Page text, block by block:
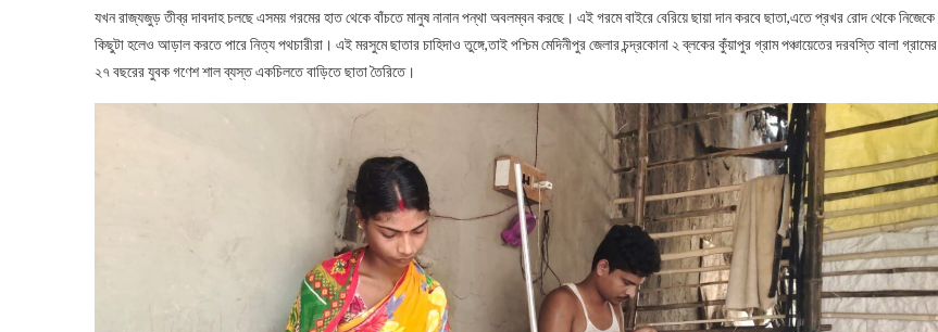
যখন রাজ্যজুড় তীব্র দাবদাহ চলছে এসময় গরমের হাত থেকে বাঁচতে মানুষ নানান পন্থা অবলম্বন করছে। এই গরমে বাইরে বেরিয়ে ছায়া দান করবে ছাতা,এতে প্রখর রোদ থেকে নিজেকে
কিছুটা হলেও আড়াল করতে পারে নিত্য পথচারীরা। এই মরসুমে ছাতার চাহিদাও তুঙ্গে,তাই পশ্চিম মেদিনীপুর জেলার চন্দ্রকোনা ২ ব্লকের কুঁয়াপুর গ্রাম পঞ্চায়েতের দরবস্তি বালা গ্রামের
২৭ বছরের যুবক গণেশ শাল ব্যস্ত একচিলতে বাড়িতে ছাতা তৈরিতে।